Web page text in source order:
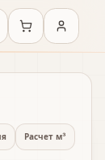
Расчет м³